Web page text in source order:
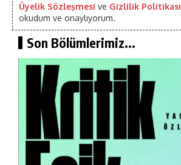
Üyelik Sözleşmesi ve Gizlilik Politikası
okudum ve onaylıyorum.
Son Bölümlerimiz...